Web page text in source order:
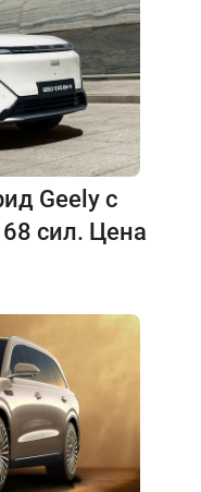
Geely с
сил. Цена